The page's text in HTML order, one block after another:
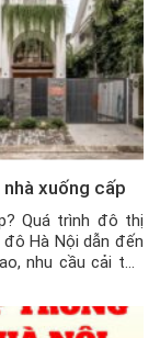
xuống cấp
Quá trình đô thị
Hà Nội dẫn đến
nhu cầu cải tạo